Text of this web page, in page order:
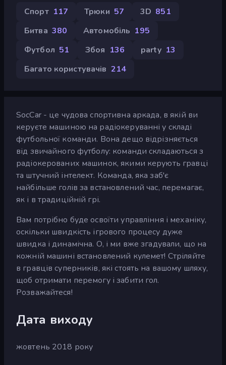
Спорт 117 Трюки 57 3D 851
Битва 380 Автомобіль 195
Футбол 51 Збоя 136 party 13
Багато користувачів 214
SocCar - це чудова спортивна аркада, в якій ви
керуєте машиною на радіокеруванні у складі
футбольної команди. Вона дещо відрізняється
від звичайного футболу: команди складаються з
радіокерованих машинок, якими керують гравці
та штучний інтелект. Команда, яка заб'є
найбільше голів за встановлений час, перемагає,
як і в традиційній грі.
Вам потрібно буде освоїти управління і механіку,
оскільки швидкість ігрового процесу дуже
швидка і динамічна. О, і ми вже згадували, що на
кожній машині встановлений кулемет! Стріляйте
в гравців суперників, які стоять на вашому шляху,
щоб отримати перемогу і забити гол.
Розважайтеся!
Дата виходу
жовтень 2018 року